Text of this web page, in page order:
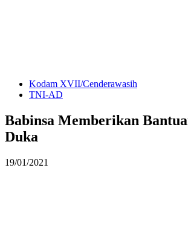
Kodam XVII/Cenderawasih
TNI-AD
Babinsa Memberikan
Duka
19/01/2021